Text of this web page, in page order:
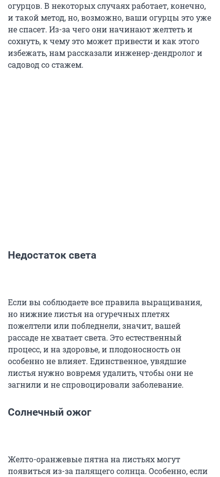
огурцов. В некоторых случаях работает, конечно,
и такой метод, но, возможно, ваши огурцы это уже
не спасет. Из-за чего они начинают желтеть и
сохнуть, к чему это может привести и как этого
избежать, нам рассказали инженер-дендролог и
садовод со стажем.
Недостаток света
Если вы соблюдаете все правила выращивания,
но нижние листья на огуречных плетях
пожелтели или побледнели, значит, вашей
рассаде не хватает света. Это естественный
процесс, и на здоровье, и плодоносность он
особенно не влияет. Единственное, увядшие
листья нужно вовремя удалить, чтобы они не
загнили и не спровоцировали заболевание.
Солнечный ожог
Желто-оранжевые пятна на листьях могут
появиться из-за палящего солнца. Особенно, если